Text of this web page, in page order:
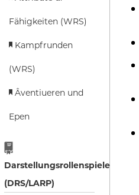
Fähigkeiten (WRS)
Kampfrunden
(WRS)
Âventiueren und
Epen
Darstellungsrollenspiele
(DRS/LARP)